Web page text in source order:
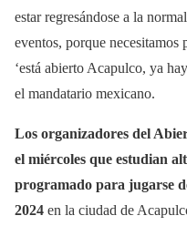
estar regresándose a la
eventos, porque
‘está abierto Acapulco, ya
el mandatario mexicano.
Los organizadores del
el miércoles que estudian
programado para jugarse
2024 en la ciudad de